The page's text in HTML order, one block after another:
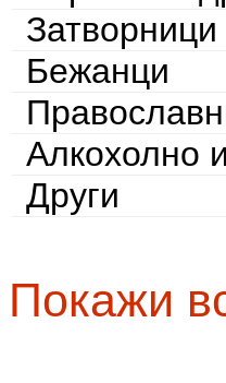
Затворници
Бежанци
Алкохолно
Други
Покажи